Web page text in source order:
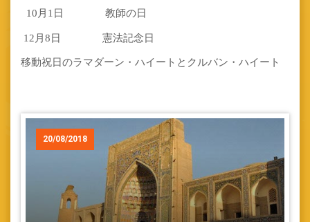
10 月 1 日 教師の日
12 月 8 日 憲法記念日
移動祝日のラマダーン・ハイートとクルバン・ハイート
20/08/2018